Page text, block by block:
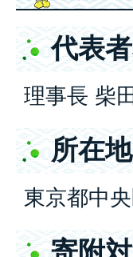
代表
理事長 柴
所在地
東京都中